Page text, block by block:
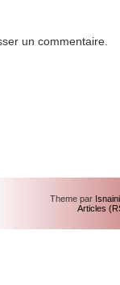
un commentaire.
Theme par
Articles